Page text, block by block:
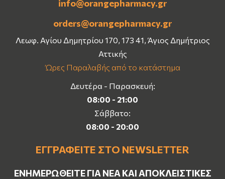
info@orangepharmacy.gr
orders@orangepharmacy.gr
Λεωφ. Αγίου Δημητρίου 170, 173 41, Άγιος Δημήτριος
Αττικής
Ώρες Παραλαβής από το κατάστημα
Δευτέρα - Παρασκευή:
08:00 - 21:00
Σάββατο:
08:00 - 20:00
ΕΓΓΡΑΦΕΊΤΕ ΣΤΟ NEWSLETTER
ΕΝΗΜΕΡΩΘΕΊΤΕ ΓΙΑ ΝΈΑ ΚΑΙ ΑΠΟΚΛΕΙΣΤΙΚΈΣ